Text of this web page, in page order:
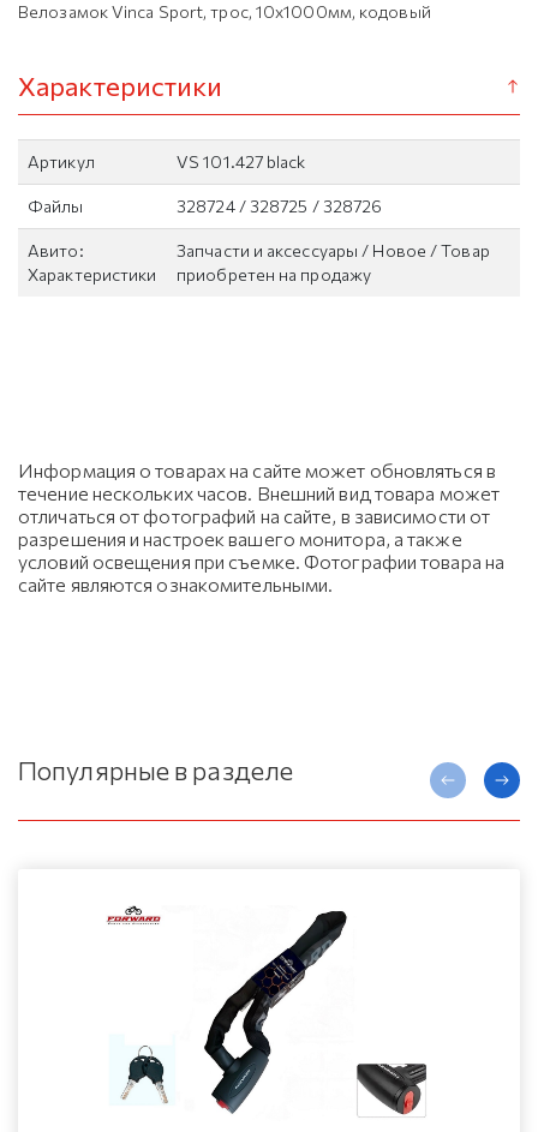
Велозамок Vinca Sport, трос, 10x1000мм, кодовый
Характеристики
Артикул VS 101.427 black
Файлы 328724 / 328725 / 328726
Авито:
Характеристики
Запчасти и аксессуары / Новое / Товар
приобретен на продажу
Информация о товарах на сайте может обновляться в
течение нескольких часов. Внешний вид товара может
отличаться от фотографий на сайте, в зависимости от
разрешения и настроек вашего монитора, а также
условий освещения при съемке. Фотографии товара на
сайте являются ознакомительными.
Популярные в разделе